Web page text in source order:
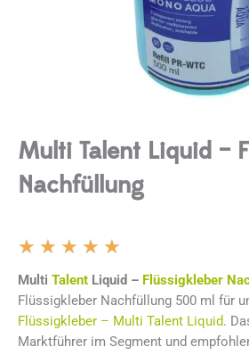
Multi Talent Liquid –
Nachfüllung
★ ★ ★ ★ ★
5
von
5
Multi Talent Liquid – Flüssigkleber
Flüssigkleber Nachfüllung 500 ml für
Flüssigkleber – Multi Talent Liquid.
Marktführer im Segment und